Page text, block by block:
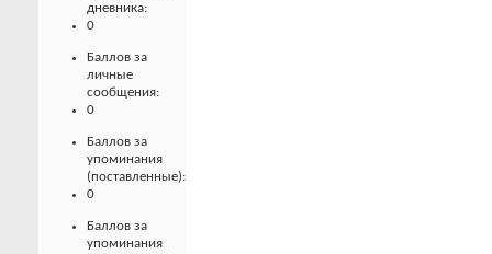
дневника:
0
Баллов за
личные
сообщения:
0
Баллов за
упоминания
(поставленные):
0
Баллов за
упоминания